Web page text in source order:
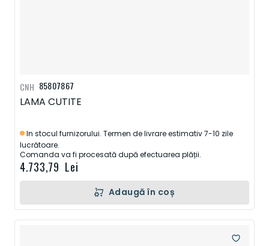
85807867
LAMA CUTITE
In stocul furnizorului. Termen de livrare estimativ 7-10 zile
lucrătoare.
Comanda va fi procesată după efectuarea plății.
4.733,79 Lei
CNH
Adaugă în coș